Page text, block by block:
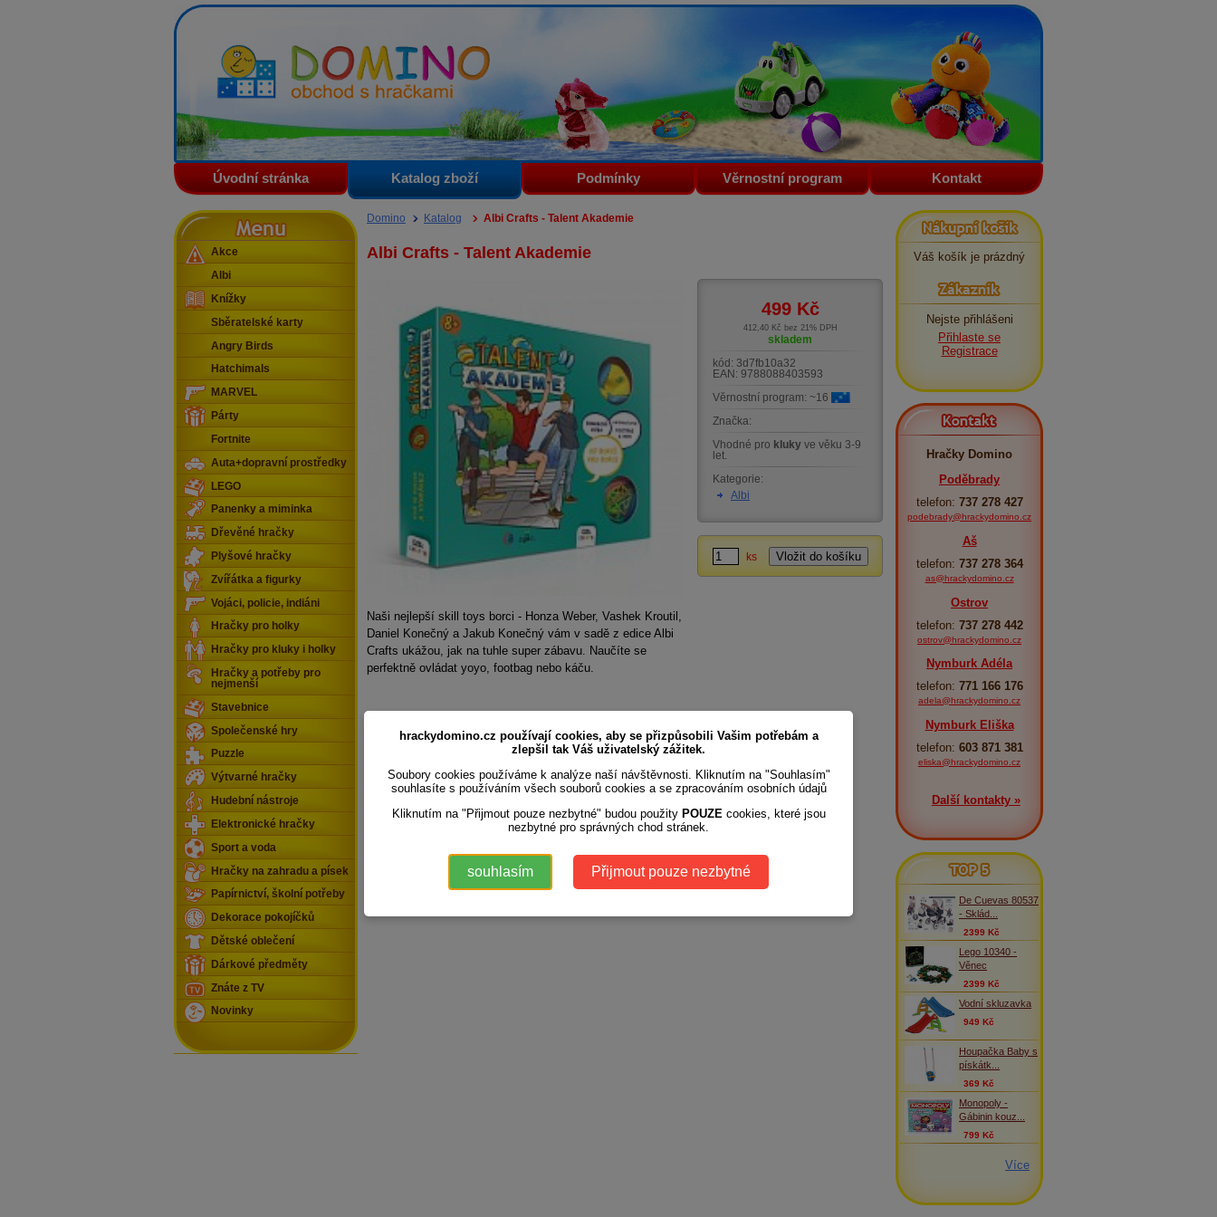
Domino - obchod s hračkami
Úvodní stránka Katalog zboží Podmínky Věrnostní program Kontakt
Domino Katalog Albi Crafts - Talent Akademie
Albi Crafts - Talent Akademie
Naši nejlepší skill toys borci - Honza Weber, Vashek Kroutil,
Daniel Konečný a Jakub Konečný vám v sadě z edice Albi
Crafts ukážou, jak na tuhle super zábavu. Naučíte se
perfektně ovládat yoyo, footbag nebo káču.
499 Kč
412,40 Kč bez 21% DPH
skladem
kód: 3d7fb10a32
EAN: 9788088403593
Věrnostní program: ~16
Značka:
Vhodné pro kluky ve věku 3-9
let.
Kategorie:
Albi
ks
Menu
Akce
Albi
Knížky
Sběratelské karty
Angry Birds
Hatchimals
MARVEL
Párty
Fortnite
Auta+dopravní prostředky
LEGO
Panenky a miminka
Dřevěné hračky
Plyšové hračky
Zvířátka a figurky
Vojáci, policie, indiáni
Hračky pro holky
Hračky pro kluky i holky
Hračky a potřeby pro
nejmenší
Stavebnice
Společenské hry
Puzzle
Výtvarné hračky
Hudební nástroje
Elektronické hračky
Sport a voda
Hračky na zahradu a písek
Papírnictví, školní potřeby
Dekorace pokojíčků
Dětské oblečení
Dárkové předměty
Znáte z TV
Novinky
Nákupní košík
Váš košík je prázdný
Zákazník
Nejste přihlášeni
Přihlaste se
Registrace
Kontakt
Hračky Domino
Poděbrady
telefon: 737 278 427
podebrady@hrackydomino.cz
Aš
telefon: 737 278 364
as@hrackydomino.cz
Ostrov
telefon: 737 278 442
ostrov@hrackydomino.cz
Nymburk Adéla
telefon: 771 166 176
adela@hrackydomino.cz
Nymburk Eliška
telefon: 603 871 381
eliska@hrackydomino.cz
Další kontakty »
TOP 5
De Cuevas 80537
- Sklád...
2399 Kč
Lego 10340 -
Věnec
2399 Kč
Vodní skluzavka
949 Kč
Houpačka Baby s
pískátk...
369 Kč
Monopoly -
Gábinin kouz...
799 Kč
Více
hrackydomino.cz používají cookies, aby se přizpůsobili Vašim potřebám a
zlepšil tak Váš uživatelský zážitek.
Soubory cookies používáme k analýze naší návštěvnosti. Kliknutím na "Souhlasím"
souhlasíte s používáním všech souborů cookies a se zpracováním osobních údajů
Kliknutím na "Přijmout pouze nezbytné" budou použity POUZE cookies, které jsou
nezbytné pro správných chod stránek.
souhlasím Přijmout pouze nezbytné